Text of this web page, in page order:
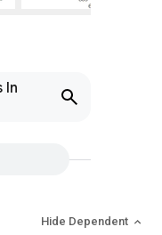
In
Hide Dependent